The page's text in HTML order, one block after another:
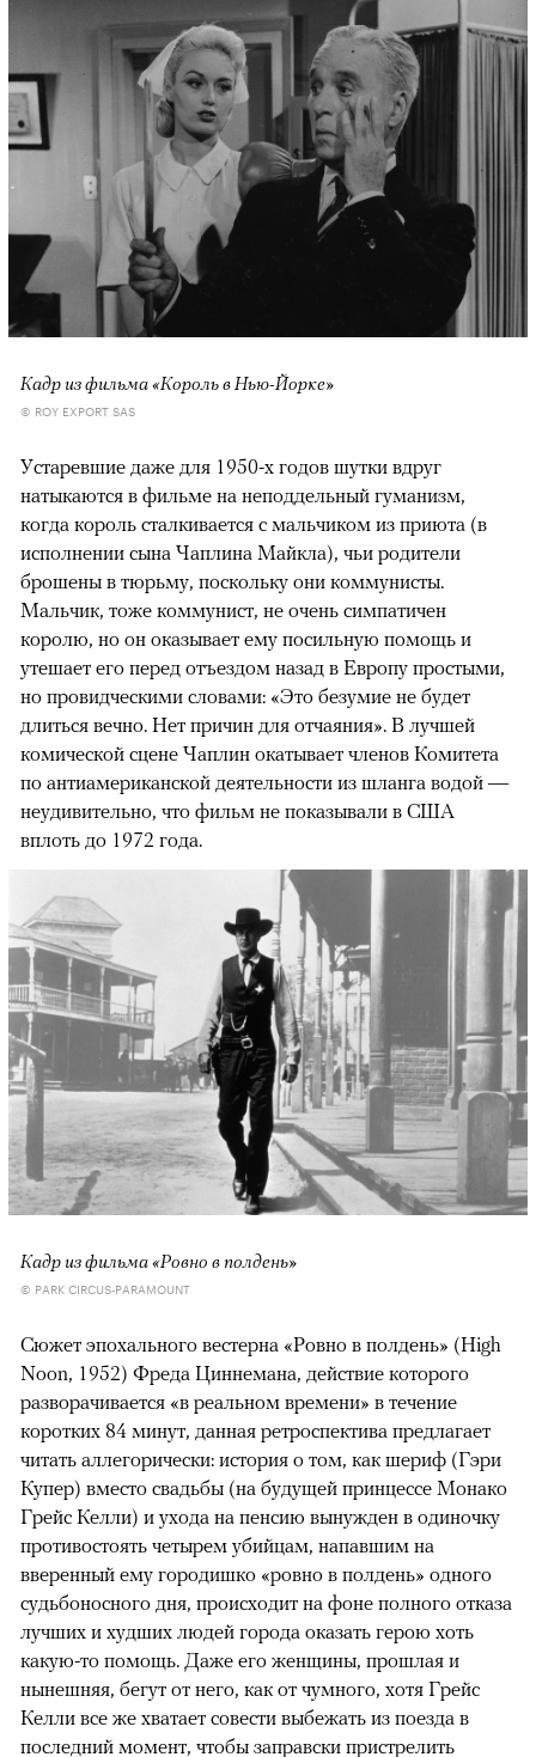
Кадр из фильма «Король в Нью-Йорке»
© ROY EXPORT SAS
Устаревшие даже для 1950-х годов шутки вдруг
натыкаются в фильме на неподдельный гуманизм,
когда король сталкивается с мальчиком из приюта (в
исполнении сына Чаплина Майкла), чьи родители
брошены в тюрьму, поскольку они коммунисты.
Мальчик, тоже коммунист, не очень симпатичен
королю, но он оказывает ему посильную помощь и
утешает его перед отъездом назад в Европу простыми,
но провидческими словами: «Это безумие не будет
длиться вечно. Нет причин для отчаяния». В лучшей
комической сцене Чаплин окатывает членов Комитета
по антиамериканской деятельности из шланга водой —
неудивительно, что фильм не показывали в США
вплоть до 1972 года.
Кадр из фильма «Ровно в полдень»
© PARK CIRCUS-PARAMOUNT
Сюжет эпохального вестерна «Ровно в полдень» (High
Noon, 1952) Фреда Циннемана, действие которого
разворачивается «в реальном времени» в течение
коротких 84 минут, данная ретроспектива предлагает
читать аллегорически: история о том, как шериф (Гэри
Купер) вместо свадьбы (на будущей принцессе Монако
Грейс Келли) и ухода на пенсию вынужден в одиночку
противостоять четырем убийцам, напавшим на
вверенный ему городишко «ровно в полдень» одного
судьбоносного дня, происходит на фоне полного отказа
лучших и худших людей города оказать герою хоть
какую-то помощь. Даже его женщины, прошлая и
нынешняя, бегут от него, как от чумного, хотя Грейс
Келли все же хватает совести выбежать из поезда в
последний момент, чтобы заправски пристрелить